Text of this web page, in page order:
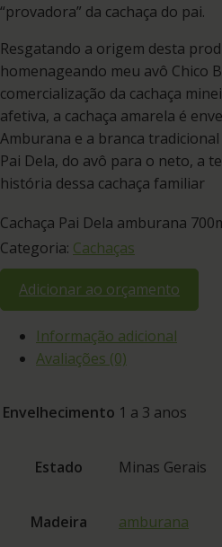
“provadora” da cachaça do pai.
Resgatando a origem desta
homenageando meu avô Chico
comercialização da cachaça
afetiva, a cachaça amarela é
Amburana e a branca tradicional
Pai Dela, do avô para o neto, a
história dessa cachaça familiar
Cachaça Pai Dela amburana
Categoria: Cachaças
Adicionar ao orçamento
Informação adicional
Avaliações (0)
Envelhecimento 1 a 3 anos
Estado Minas Gerais
Madeira amburana